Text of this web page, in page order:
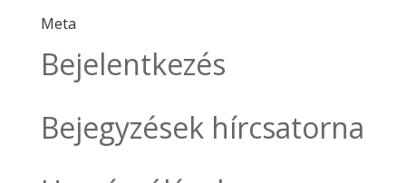
Meta
Bejelentkezés
Bejegyzések hírcsatorna